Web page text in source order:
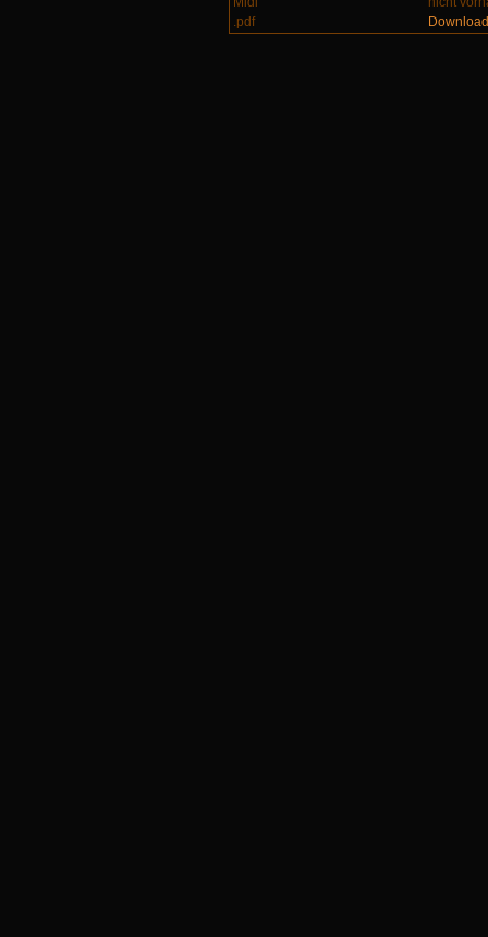
.pdf
Download